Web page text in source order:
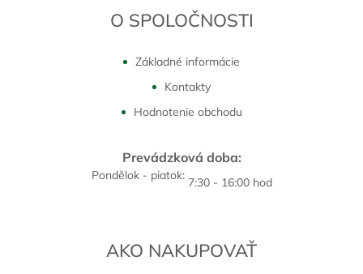
O SPOLOČNOSTI
Základné informácie
Kontakty
Hodnotenie obchodu
Prevádzková doba:
Pondělok - piatok: 7:30 - 16:00 hod
AKO NAKUPOVAŤ